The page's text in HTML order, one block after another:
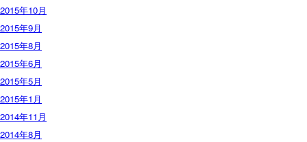
2015年10月
2015年9月
2015年8月
2015年6月
2015年5月
2015年1月
2014年11月
2014年8月